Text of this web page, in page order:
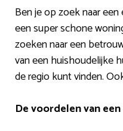
Ben je op zoek naar
een super schone
zoeken naar een
van een huishoudelijke
de regio kunt vinden.
De voordelen van